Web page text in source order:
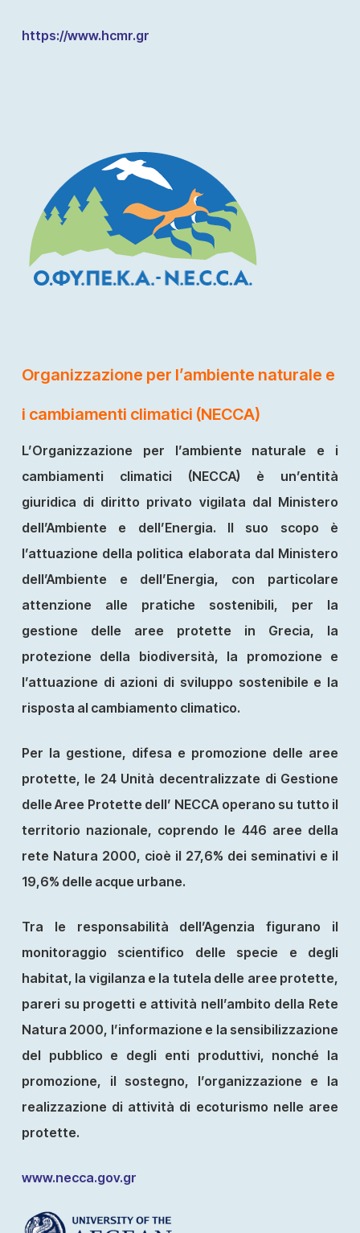
https://www.hcmr.gr
Organizzazione per l’ambiente naturale e
i cambiamenti climatici (NECCA)
L’Organizzazione per l’ambiente naturale e i
cambiamenti climatici (NECCA) è un’entità
giuridica di diritto privato vigilata dal Ministero
dell’Ambiente e dell’Energia. Il suo scopo è
l’attuazione della politica elaborata dal Ministero
dell’Ambiente e dell’Energia, con particolare
attenzione alle pratiche sostenibili, per la
gestione delle aree protette in Grecia, la
protezione della biodiversità, la promozione e
l’attuazione di azioni di sviluppo sostenibile e la
risposta al cambiamento climatico.
Per la gestione, difesa e promozione delle aree
protette, le 24 Unità decentralizzate di Gestione
delle Aree Protette dell’ NECCA operano su tutto il
territorio nazionale, coprendo le 446 aree della
rete Natura 2000, cioè il 27,6% dei seminativi e il
19,6% delle acque urbane.
Tra le responsabilità dell’Agenzia figurano il
monitoraggio scientifico delle specie e degli
habitat, la vigilanza e la tutela delle aree protette,
pareri su progetti e attività nell’ambito della Rete
Natura 2000, l’informazione e la sensibilizzazione
del pubblico e degli enti produttivi, nonché la
promozione, il sostegno, l’organizzazione e la
realizzazione di attività di ecoturismo nelle aree
protette.
www.necca.gov.gr